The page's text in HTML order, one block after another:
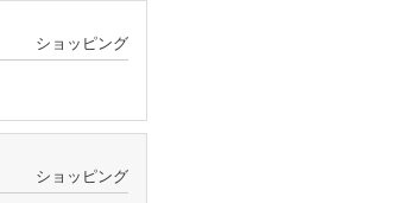
ショッピング
ショッピング